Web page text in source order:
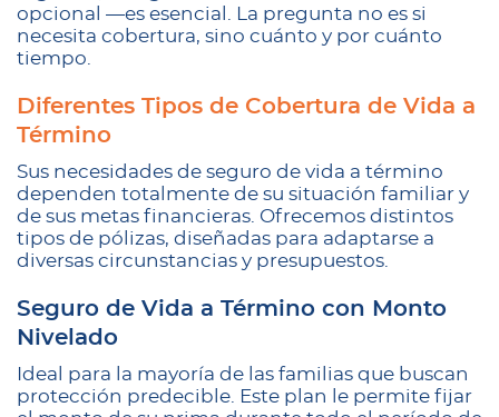
opcional —es esencial. La pregunta no es si
necesita cobertura, sino cuánto y por cuánto
tiempo.
Diferentes Tipos de Cobertura de Vida a
Término
Sus necesidades de seguro de vida a término
dependen totalmente de su situación familiar y
de sus metas financieras. Ofrecemos distintos
tipos de pólizas, diseñadas para adaptarse a
diversas circunstancias y presupuestos.
Seguro de Vida a Término con Monto
Nivelado
Ideal para la mayoría de las familias que buscan
protección predecible. Este plan le permite fijar